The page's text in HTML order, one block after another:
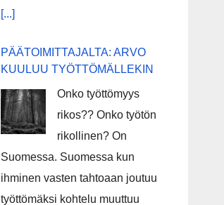
[...]
PÄÄTOIMITTAJALTA: ARVO
KUULUU TYÖTTÖMÄLLEKIN
Onko työttömyys
rikos?? Onko työtön
rikollinen? On
Suomessa. Suomessa kun
ihminen vasten tahtoaan joutuu
työttömäksi kohtelu muuttuu